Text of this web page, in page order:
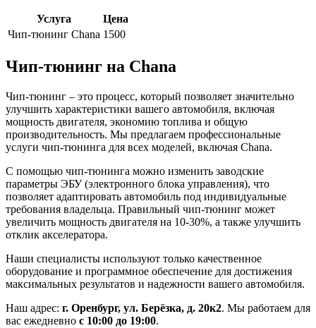
Услуга
Цена
Чип-тюнинг Chana 1500
Чип-тюнинг на Chana
Чип-тюнинг – это процесс, который позволяет значительно
улучшить характеристики вашего автомобиля, включая
мощность двигателя, экономию топлива и общую
производительность. Мы предлагаем профессиональные
услуги чип-тюнинга для всех моделей, включая Chana.
С помощью чип-тюнинга можно изменить заводские
параметры ЭБУ (электронного блока управления), что
позволяет адаптировать автомобиль под индивидуальные
требования владельца. Правильный чип-тюнинг может
увеличить мощность двигателя на 10-30%, а также улучшить
отклик акселератора.
Наши специалисты используют только качественное
оборудование и программное обеспечение для достижения
максимальных результатов и надежности вашего автомобиля.
Наш адрес: г. Оренбург, ул. Берёзка, д. 20к2. Мы работаем для
вас ежедневно с 10:00 до 19:00.